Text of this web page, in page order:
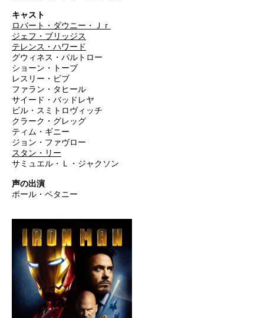
キャスト
ロバート・ダウニー・Ｊｒ
ジェフ・ブリッジス
テレンス・ハワード
グウィネス・パルトロー
ショーン・トーブ
レスリー・ビブ
ファラン・タヒール
サイード・バッドレヤ
ビル・スミトロヴィッチ
クラーク・グレッグ
ティム・ギニー
ジョン・ファヴロー
スタン・リー
サミュエル・Ｌ・ジャクソン
声の出演
ポール・ベタニー